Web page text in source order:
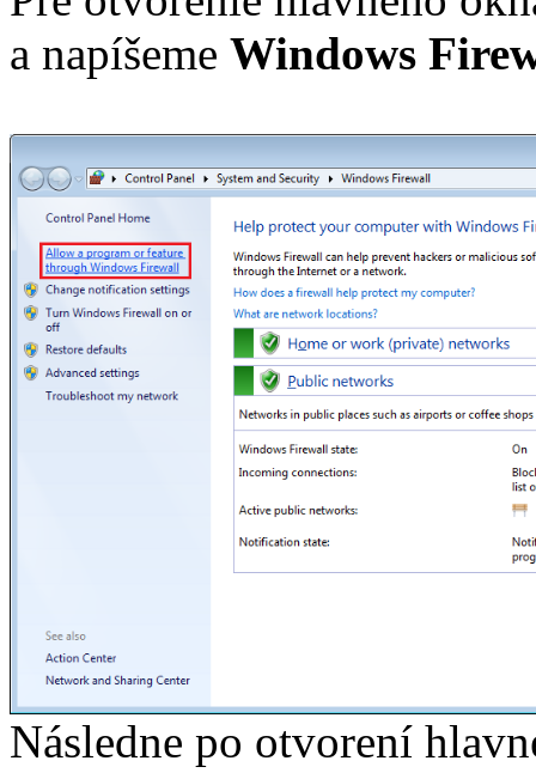
a napíšeme Windows
Následne po otvorení